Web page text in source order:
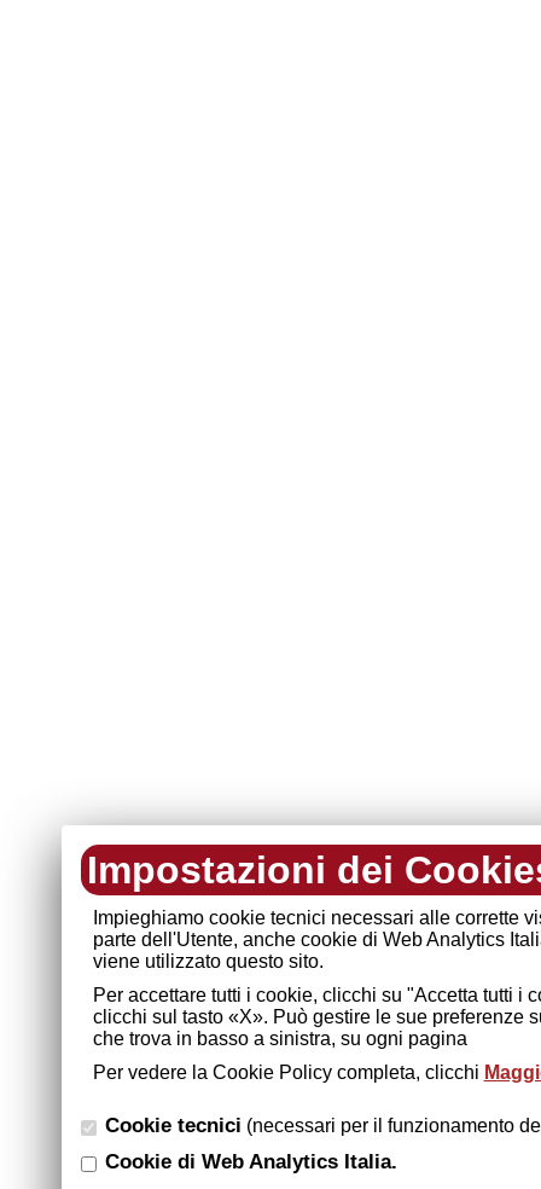
Impostazioni dei
Impieghiamo cookie tecnici necessari alle corrette
parte dell'Utente, anche cookie di Web Analytics
viene utilizzato questo sito.
Per accettare tutti i cookie, clicchi su "Accetta tutti
clicchi sul tasto «X». Può gestire le sue preferenze
che trova in basso a sinistra, su ogni pagina
Per vedere la Cookie Policy completa, clicchi
Cookie tecnici (necessari per il funzionamento
Cookie di Web Analytics Italia.